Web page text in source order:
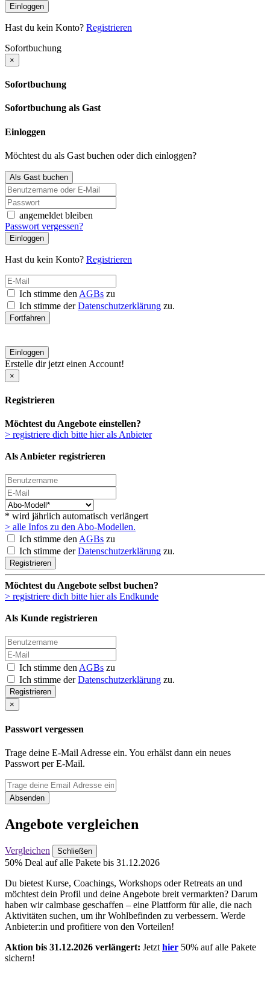
Einloggen
Hast du kein Konto? Registrieren
Sofortbuchung
×
Sofortbuchung
Sofortbuchung als Gast
Einloggen
Möchtest du als Gast buchen oder dich einloggen?
Als Gast buchen
angemeldet bleiben
Passwort vergessen?
Einloggen
Hast du kein Konto? Registrieren
Ich stimme den AGBs zu
Ich stimme derDatenschutzerklärung zu.
Fortfahren
Einloggen
Erstelle dir jetzt einen Account!
×
Registrieren
Möchtest du Angebote einstellen?
> registriere dich bitte hier als Anbieter
Als Anbieter registrieren
* wird jährlich automatisch verlängert
> alle Infos zu den Abo-Modellen.
Ich stimme den AGBs zu
Ich stimme derDatenschutzerklärung zu.
Registrieren
Möchtest du Angebote selbst buchen?
> registriere dich bitte hier als Endkunde
Als Kunde registrieren
Ich stimme den AGBs zu
Ich stimme derDatenschutzerklärung zu.
Registrieren
×
Passwort vergessen
Trage deine E-Mail Adresse ein. You erhälst dann ein neues
Passwort per E-Mail.
Absenden
Angebote vergleichen
Vergleichen Schließen
50% Deal auf alle Pakete bis 31.12.2026
Du bietest Kurse, Coachings, Workshops oder Retreats an und
möchtest dein Profil und deine Angebote breit vermarkten? Darum
haben wir calmbase geschaffen – eine Plattform für alle, die nach
Aktivitäten suchen, um ihr Wohlbefinden zu verbessern. Werde
Anbieter:in und profitiere von den Vorteilen!
Aktion bis 31.12.2026 verlängert: Jetzt hier 50% auf alle Pakete
sichern!